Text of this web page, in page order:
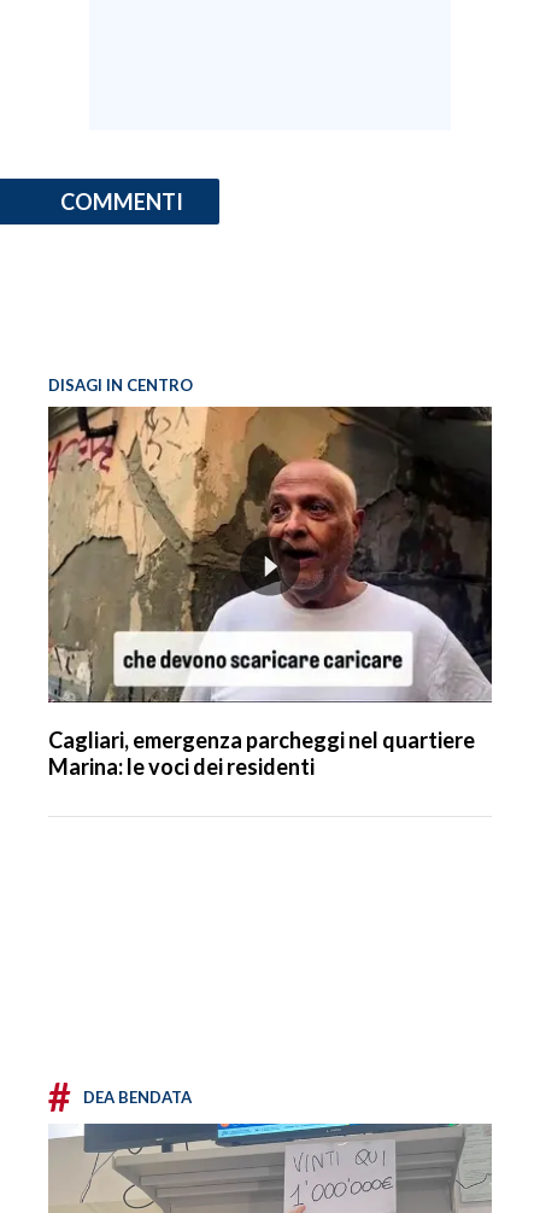
COMMENTI
DISAGI IN CENTRO
Cagliari, emergenza parcheggi nel quartiere
Marina: le voci dei residenti
# DEA BENDATA